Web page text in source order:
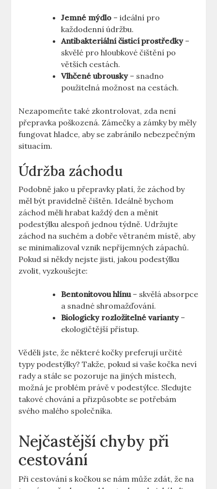
Jemné mýdlo – ideální pro
každodenní údržbu.
Antibakteriální čisticí prostředky–
skvělé pro hloubkové čištění po
větších cestách.
Vlhčené ubrousky– snadno
použitelná možnost na cestách.
Nezapomeňte také zkontrolovat, zda není
přepravka poškozená. Zámečky a zámky by měly
fungovat hladce, aby se zabránilo nebezpečným
situacím.
Údržba záchodu
Podobně jako u přepravky platí, že záchod by
měl být pravidelně čištěn. Ideálně bychom
záchod měli hrabat každý den a měnit
podestýlku alespoň jednou týdně. Udržujte
záchod na suchém a dobře větraném místě, aby
se minimalizoval vznik nepříjemných zápachů.
Pokud si někdy nejste jisti, jakou podestýlku
zvolit, vyzkoušejte:
Bentonitovou hlínu– skvělá absorpce
a snadné shromažďování.
Biologicky rozložitelné varianty–
ekologičtější přístup.
Věděli jste, že některé kočky preferují určité
typy podestýlky? Takže, pokud si vaše kočka neví
rady a stále se pozoruje na jiných místech,
možná je problém právě v podestýlce. Sledujte
takové chování a přizpůsobte se potřebám
svého malého společníka.
Nejčastější chyby při
cestování
Při cestování s kočkou se nám může zdát, že na